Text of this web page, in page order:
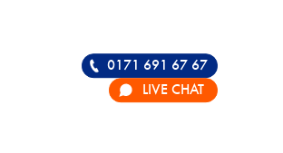
0171 691 67 67
LIVE CHAT